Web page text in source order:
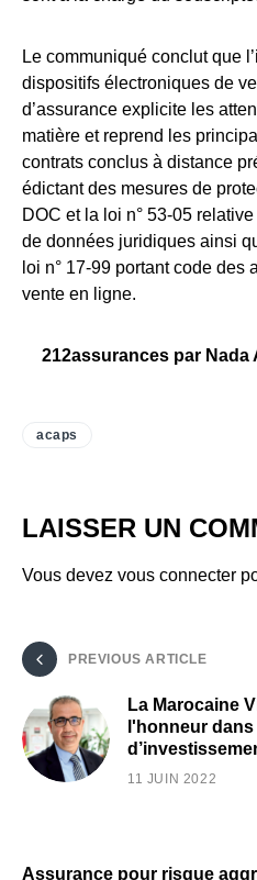
Le communiqué conclut que
dispositifs électroniques de
d’assurance explicite les
matière et reprend les
contrats conclus à distance
édictant des mesures de
DOC et la loi n° 53-05
de données juridiques ainsi
loi n° 17-99 portant code
vente en ligne.
212assurances par Nada
acaps
LAISSER UN
Vous devez vous connecter
PREVIOUS ARTICLE
La Marocaine
l'honneur
11 JUIN 2022
Assurance pour risque